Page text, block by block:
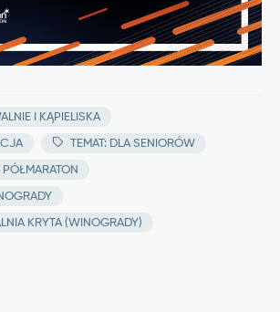
I KĄPIELISKA
TEMAT: DLA SENIORÓW
KRYTA (WINOGRADY)